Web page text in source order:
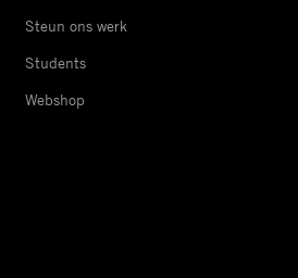
Steun ons werk
Students
Webshop